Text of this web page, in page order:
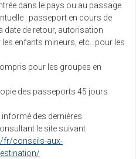
dans le pays ou au passage
: passeport en cours de
date de retour, autorisation
les enfants mineurs, etc…pour les
pour les groupes en
des passeports 45 jours
des dernières
le site suivant
fr/conseils-aux-